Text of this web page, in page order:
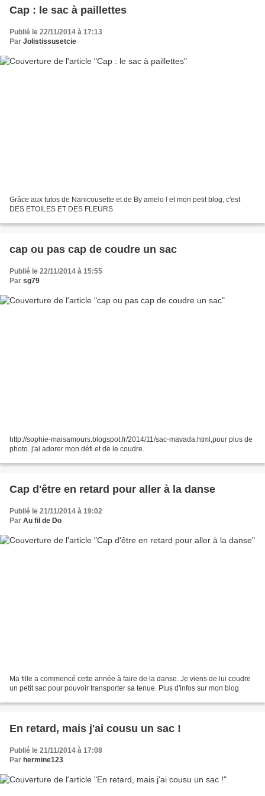
Cap : le sac à paillettes
Publié le 22/11/2014 à 17:13
Par Jolistissusetcie
Grâce aux tutos de Nanicousette et de By amelo ! et mon petit blog, c'est
DES ETOILES ET DES FLEURS
cap ou pas cap de coudre un sac
Publié le 22/11/2014 à 15:55
Par sg79
http://sophie-maisamours.blogspot.fr/2014/11/sac-mavada.html,pour plus de
photo. j'ai adorer mon défi et de le coudre.
Cap d'être en retard pour aller à la danse
Publié le 21/11/2014 à 19:02
Par Au fil de Do
Ma fille a commencé cette année à faire de la danse. Je viens de lui coudre
un petit sac pour pouvoir transporter sa tenue. Plus d'infos sur mon blog
En retard, mais j'ai cousu un sac !
Publié le 21/11/2014 à 17:08
Par hermine123